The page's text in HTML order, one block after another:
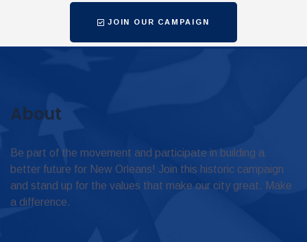
JOIN OUR CAMPAIGN
About
Be part of the movement and participate in building a
better future for New Orleans! Join this historic campaign
and stand up for the values that make our city great. Make
a difference.